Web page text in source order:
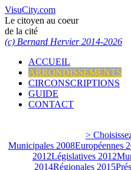
VisuCity.com
Le citoyen au coeur
de la cité
(c) Bernard Hervier 2014-2026
ACCUEIL
ARRONDISSEMENTS
CIRCONSCRIPTIONS
GUIDE
CONTACT
>
Municipales 2008Européennes
2012Législatives 2012
2014Régionales 2015